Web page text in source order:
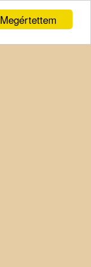
Megértettem